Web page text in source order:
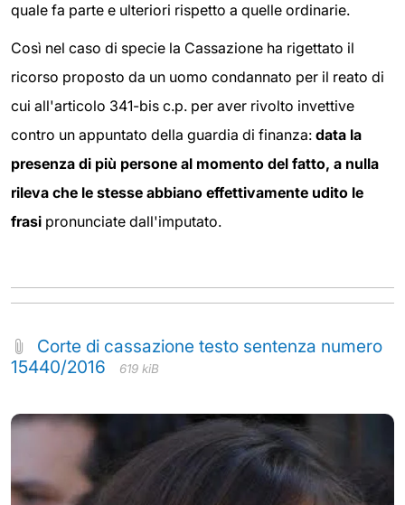
quale fa parte e ulteriori rispetto a quelle ordinarie.
Così nel caso di specie la Cassazione ha rigettato il
ricorso proposto da un uomo condannato per il reato di
cui all'articolo 341-bis c.p. per aver rivolto invettive
contro un appuntato della guardia di finanza: data la
presenza di più persone al momento del fatto, a nulla
rileva che le stesse abbiano effettivamente udito le
frasi pronunciate dall'imputato.
Corte di cassazione testo sentenza numero
15440/2016
619 kiB